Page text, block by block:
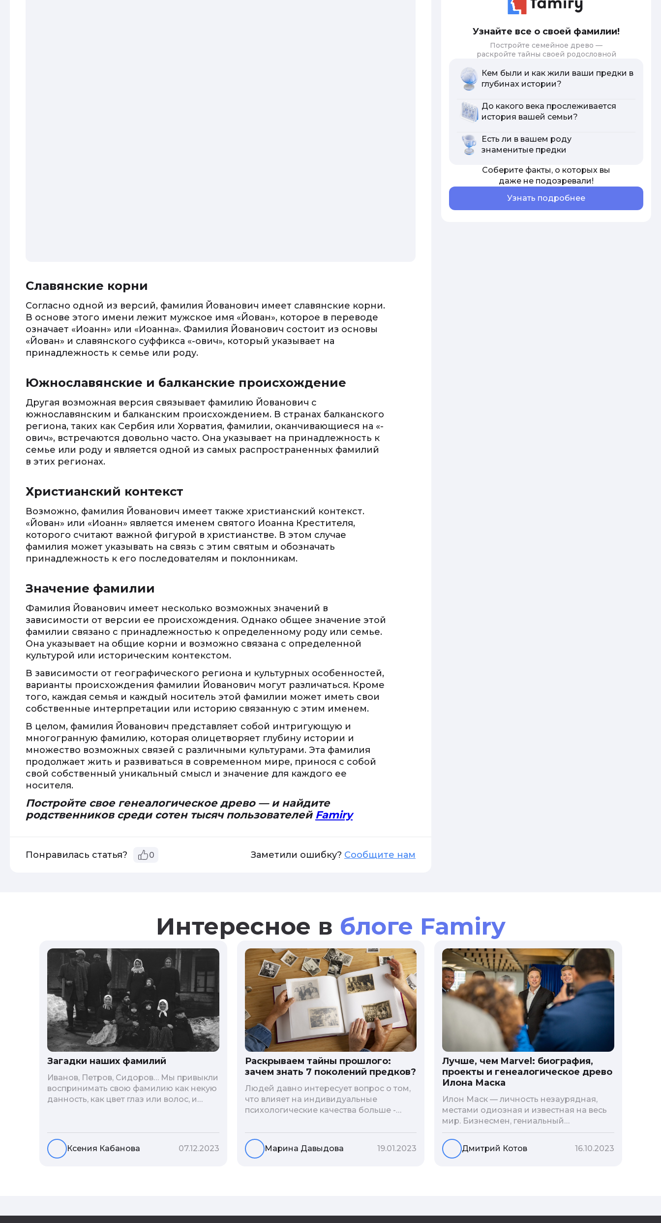
Славянские корни
Согласно одной из версий, фамилия Йованович имеет славянские корни.
В основе этого имени лежит мужское имя «Йован», которое в переводе
означает «Иоанн» или «Иоанна». Фамилия Йованович состоит из основы
«Йован» и славянского суффикса «-ович», который указывает на
принадлежность к семье или роду.
Южнославянские и балканские происхождение
Другая возможная версия связывает фамилию Йованович с
южнославянским и балканским происхождением. В странах балканского
региона, таких как Сербия или Хорватия, фамилии, оканчивающиеся на «-
ович», встречаются довольно часто. Она указывает на принадлежность к
семье или роду и является одной из самых распространенных фамилий
в этих регионах.
Христианский контекст
Возможно, фамилия Йованович имеет также христианский контекст.
«Йован» или «Иоанн» является именем святого Иоанна Крестителя,
которого считают важной фигурой в христианстве. В этом случае
фамилия может указывать на связь с этим святым и обозначать
принадлежность к его последователям и поклонникам.
Значение фамилии
Фамилия Йованович имеет несколько возможных значений в
зависимости от версии ее происхождения. Однако общее значение этой
фамилии связано с принадлежностью к определенному роду или семье.
Она указывает на общие корни и возможно связана с определенной
культурой или историческим контекстом.
В зависимости от географического региона и культурных особенностей,
варианты происхождения фамилии Йованович могут различаться. Кроме
того, каждая семья и каждый носитель этой фамилии может иметь свои
собственные интерпретации или историю связанную с этим именем.
В целом, фамилия Йованович представляет собой интригующую и
многогранную фамилию, которая олицетворяет глубину истории и
множество возможных связей с различными культурами. Эта фамилия
продолжает жить и развиваться в современном мире, принося с собой
свой собственный уникальный смысл и значение для каждого ее
носителя.
Постройте свое генеалогическое древо — и найдите
родственников среди сотен тысяч пользователей Famiry
Понравилась статья? 0 Заметили ошибку? Сообщите нам
Узнайте все о своей фамилии!
Постройте семейное древо —
раскройте тайны своей родословной
Кем были и как жили ваши предки в
глубинах истории?
До какого века прослеживается
история вашей семьи?
Есть ли в вашем роду
знаменитые предки
Соберите факты, о которых вы
даже не подозревали!
Узнать подробнее
Интересное в блоге Famiry
Загадки наших фамилий
Иванов, Петров, Сидоров… Мы привыкли
воспринимать свою фамилию как некую
данность, как цвет глаз или волос, и
неблагозвучной или, наоборот,
«дворянской» фамилией, и какие
секреты она может раскрыть о судьбе
Ксения Кабанова 07.12.2023
Раскрываем тайны прошлого:
зачем знать 7 поколений предков?
Людей давно интересует вопрос о том,
что влияет на индивидуальные
психологические качества больше -
человека. В астрологической практике
существует понятие геноскоп - влияние
семи поколений предков на судьбу
Марина Давыдова 19.01.2023
Лучше, чем Marvel: биография,
проекты и генеалогическое древо
Илона Маска
Илон Маск — личность незаурядная,
местами одиозная и известная на весь
мир. Бизнесмен, гениальный
изобретатель и миллиардер, живой
прообраз экранного Железного
человека — настоящий супергерой в
поделиться с читателями блога фактами
Дмитрий Котов 16.10.2023